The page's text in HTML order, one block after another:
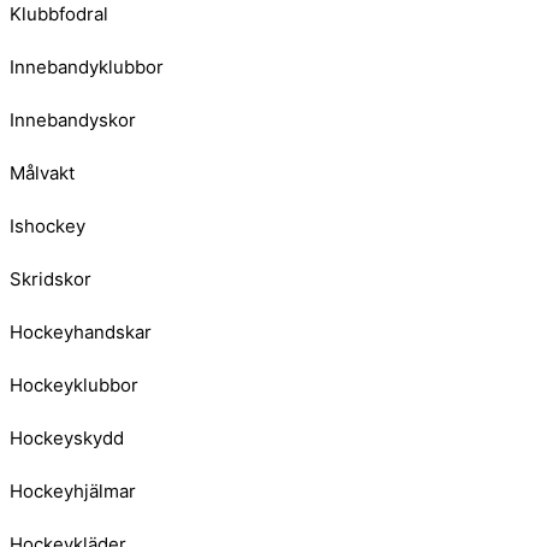
Klubbfodral
Innebandyklubbor
Innebandyskor
Målvakt
Ishockey
Skridskor
Hockeyhandskar
Hockeyklubbor
Hockeyskydd
Hockeyhjälmar